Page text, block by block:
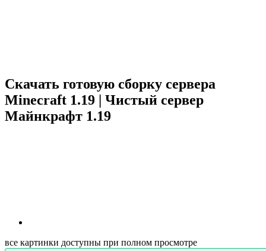
Скачать готовую сборку сервера
Minecraft 1.19 | Чистый сервер
Майнкрафт 1.19
все картинки доступны при полном просмотре